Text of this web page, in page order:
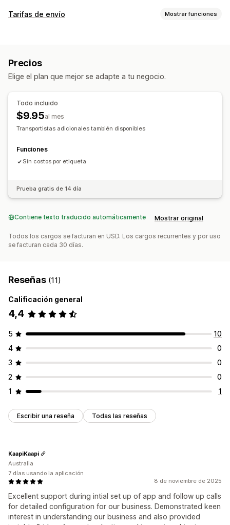
Etiquetas y embalaje
Selección de empresa de transportes
Sincronización de pedidos
Notificaciones de correo electrónico
Actualizaciones de pedidos
Tarifas de envío Mostrar funciones
Basado en la dimensión
Basado en el producto
Basado en la cantidad
Personalización
Restricciones de apartados de correos
Validación de direcciones
Precios
Elige el plan que mejor se adapte a tu negocio.
Todo incluido
$9.95al mes
Transportistas adicionales también disponibles
Funciones
Sin costos por etiqueta
Prueba gratis de 14 día
Contiene texto traducido automáticamente Mostrar original
Todos los cargos se facturan en USD. Los cargos recurrentes y por uso
se facturan cada 30 días.
Reseñas (11)
Calificación general
4,4
5
10
4
0
3
0
2
0
1
1
Escribir una reseña Todas las reseñas
8 de noviembre de 2025
Excellent support during intial set up of app and follow up calls
for detailed configuration for our business. Demonstrated keen
interest in understanding our business and also provided
KaapiKaapi
Australia
7 días usando la aplicación